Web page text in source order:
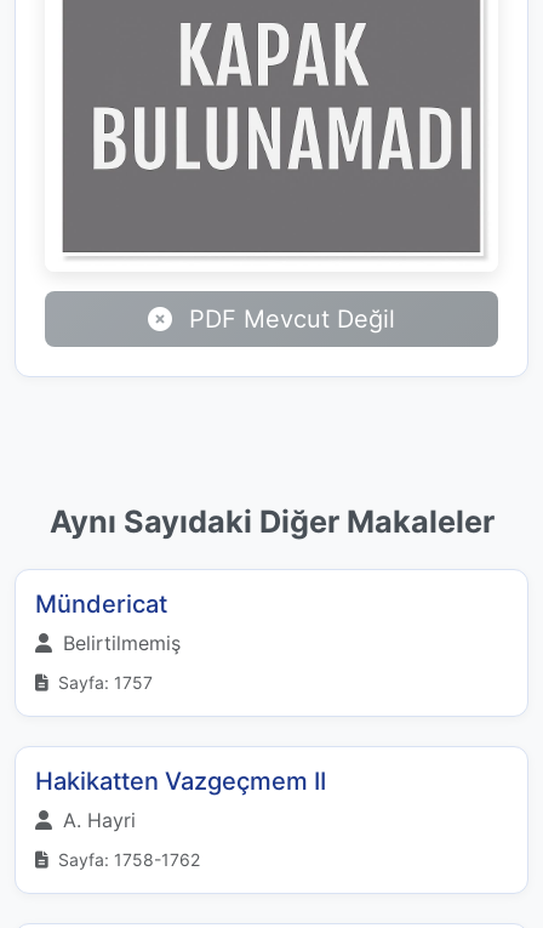
PDF Mevcut Değil
Aynı Sayıdaki Diğer Makaleler
Mündericat
Belirtilmemiş
Sayfa: 1757
Hakikatten Vazgeçmem II
A. Hayri
Sayfa: 1758-1762